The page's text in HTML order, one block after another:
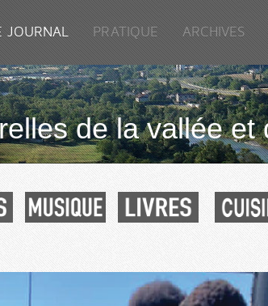
JOURNAL PRATIQUE ARCHIVES
de la vallée et